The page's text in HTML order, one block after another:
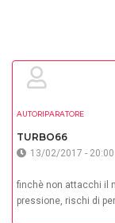
AUTORIPARATORE
TURBO66
13/02/2017 - 20:00
finchè non attacchi il
pressione, rischi di